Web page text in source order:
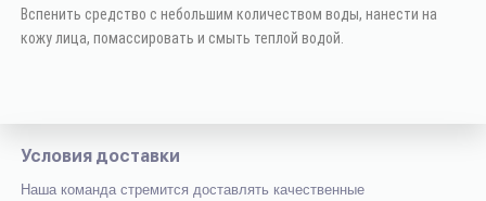
Вспенить средство с небольшим количеством воды, нанести на
кожу лица, помассировать и смыть теплой водой.
Условия доставки
Наша команда стремится доставлять качественные